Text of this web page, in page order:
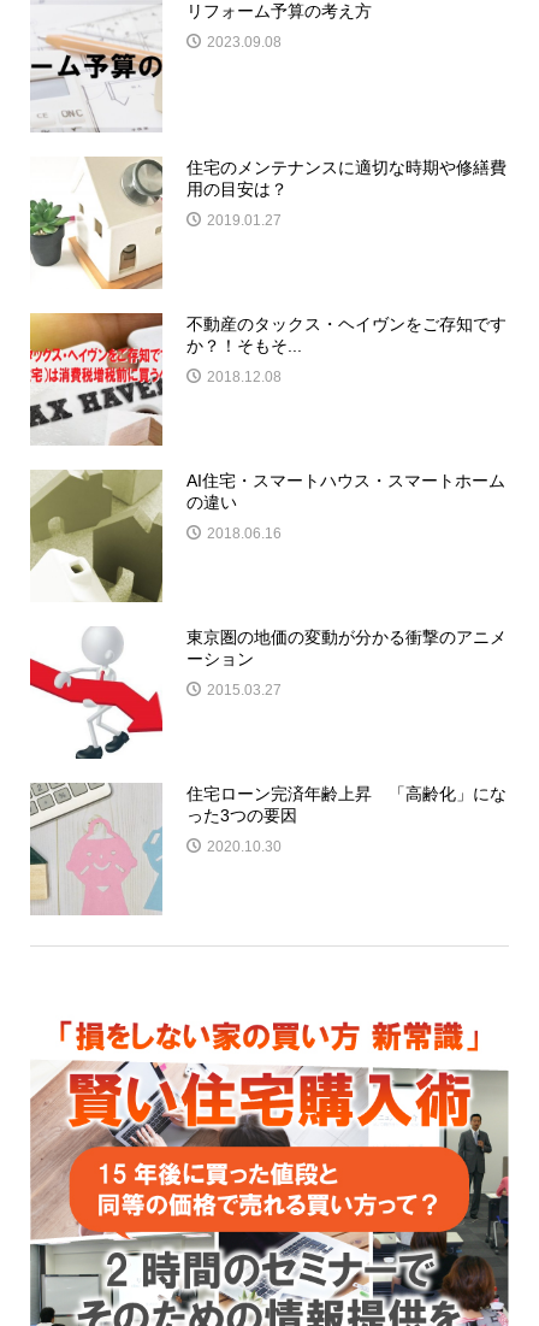
リフォーム予算の考え方
2023.09.08
住宅のメンテナンスに適切な時期や修繕費
用の目安は？
2019.01.27
不動産のタックス・ヘイヴンをご存知です
か？！そもそ...
2018.12.08
AI住宅・スマートハウス・スマートホーム
の違い
2018.06.16
東京圏の地価の変動が分かる衝撃のアニメ
ーション
2015.03.27
住宅ローン完済年齢上昇 「高齢化」にな
った3つの要因
2020.10.30